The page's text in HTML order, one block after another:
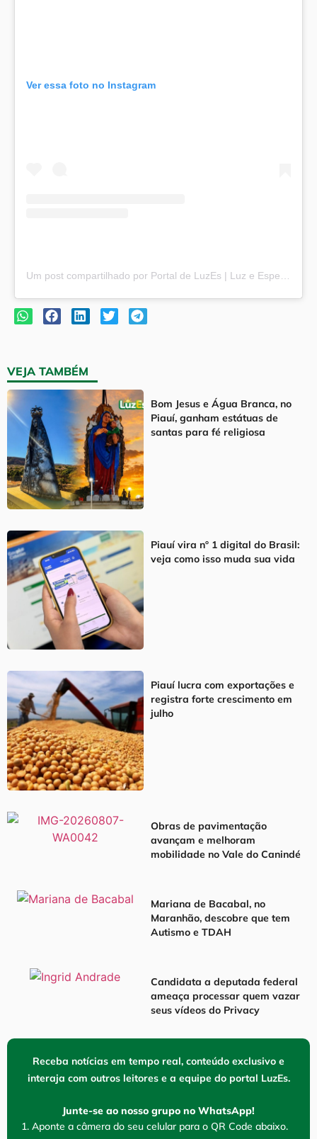
Ver essa foto no Instagram
VEJA TAMBÉM
Bom Jesus e Água Branca, no
Piauí, ganham estátuas de
santas para fé religiosa
Piauí vira nº 1 digital do Brasil:
veja como isso muda sua vida
Piauí lucra com exportações e
registra forte crescimento em
julho
Obras de pavimentação
avançam e melhoram
mobilidade no Vale do Canindé
Mariana de Bacabal, no
Maranhão, descobre que tem
Autismo e TDAH
Candidata a deputada federal
ameaça processar quem vazar
seus vídeos do Privacy
Receba notícias em tempo real, conteúdo exclusivo e
interaja com outros leitores e a equipe do portal LuzEs.
Junte-se ao nosso grupo no WhatsApp!
1. Aponte a câmera do seu celular para o QR Code abaixo.